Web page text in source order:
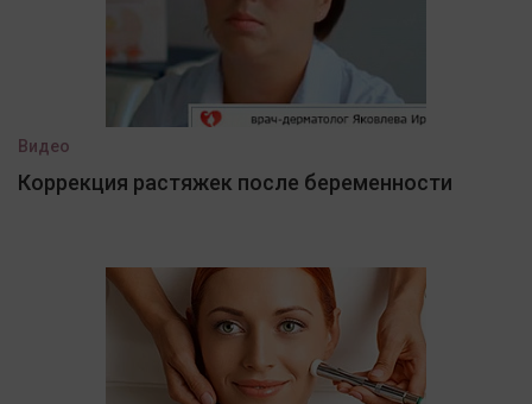
Видео
Коррекция растяжек после беременности